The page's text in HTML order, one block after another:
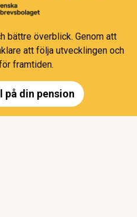
bättre överblick. Genom att
att följa utvecklingen och
framtiden.
på din pension